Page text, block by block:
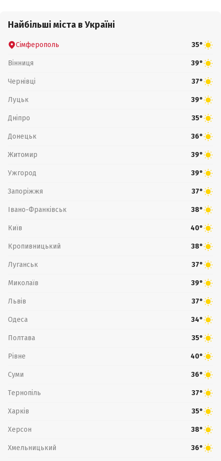
Найбільші міста в Україні
Сімферополь 35°
Вінниця 39°
Чернівці 37°
Луцьк 39°
Дніпро 35°
Донецьк 36°
Житомир 39°
Ужгород 39°
Запоріжжя 37°
Івано-Франківськ 38°
Київ 40°
Кропивницький 38°
Луганськ 37°
Миколаїв 39°
Львів 37°
Одеса 34°
Полтава 35°
Рівне 40°
Суми 36°
Тернопіль 37°
Харків 35°
Херсон 38°
Хмельницький 36°